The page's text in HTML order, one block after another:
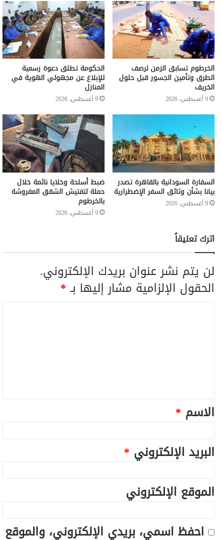
الخرطوم تسابق الزمن لرصف
الطرق وتأمين الجسور قبل حلول
الخريف
9 أغسطس، 2026
الحكومة تطلق دعوة رسمية
للإبلاغ عن مجهولي الهوية في
المنازل
9 أغسطس، 2026
السفارة السودانية بالقاهرة تصدر
بيانا بشأن وثائق السفر الإضطرارية
9 أغسطس، 2026
ضبط أسلحة وخلايا نائمة خلال
حملة لتفتيش الشقق المفروشة
بالخرطوم
9 أغسطس، 2026
اترك تعليقاً
لن يتم نشر عنوان بريدك الإلكتروني.
الحقول الإلزامية مشار إليها بـ*
الاسم *
البريد الإلكتروني *
الموقع الإلكتروني
احفظ اسمي، بريدي الإلكتروني، والموقع